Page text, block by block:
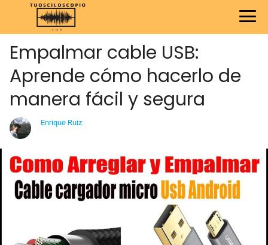
Empalmar cable USB:
Aprende cómo hacerlo de
manera fácil y segura
Enrique Ruiz